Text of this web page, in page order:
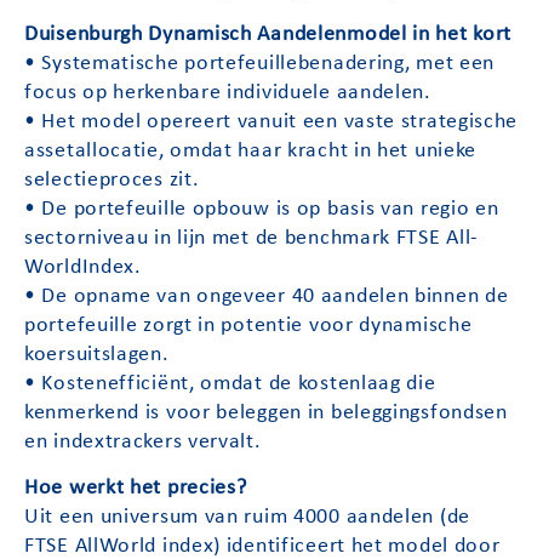
Duisenburgh Dynamisch Aandelenmodel in het kort
• Systematische portefeuillebenadering, met een
focus op herkenbare individuele aandelen.
• Het model opereert vanuit een vaste strategische
assetallocatie, omdat haar kracht in het unieke
selectieproces zit.
• De portefeuille opbouw is op basis van regio en
sectorniveau in lijn met de benchmark FTSE All-
WorldIndex.
• De opname van ongeveer 40 aandelen binnen de
portefeuille zorgt in potentie voor dynamische
koersuitslagen.
• Kostenefficiënt, omdat de kostenlaag die
kenmerkend is voor beleggen in beleggingsfondsen
en indextrackers vervalt.
Hoe werkt het precies?
Uit een universum van ruim 4000 aandelen (de
FTSE AllWorld index) identificeert het model door